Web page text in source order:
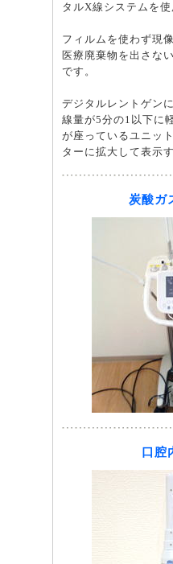
タルX線システムを使
フィルムを使わず現
医療廃棄物を出さな
です。
デジタルレントゲン
線量が5分の1以下に
が座っているユニッ
ターに拡大して表示
炭酸ガ
口腔